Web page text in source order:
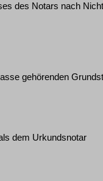
des Notars nach
gehörenden
dem Urkundsnotar